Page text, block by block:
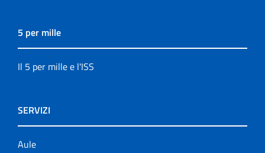
5 per mille
Il 5 per mille e l'ISS
SERVIZI
Aule